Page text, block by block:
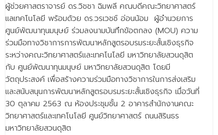
ผู้ช่วยศาสตราจารย์ ดร.วิชชา ฉิมพลี คณบดีคณะวิทยาศาสตร์
แลเทคโนโลยี พร้อมด้วย ดร.วรเวชช์ อ่อนน้อม ผู้อำนวยการ
ศูนย์พัฒนาทุนมนุษย์ ร่วมลงนามบันทึกข้อตกลง (MOU) ความ
ร่วมมือทางวิชาการการพัฒนาหลักสูตรอบรมระยะสั้นเชิงธุรกิจ
ระหว่างคณะวิทยาศาสตร์และเทคโนโลยี มหาวิทยาลัยสวนดุสิต
กับ ศูนย์พัฒนาทุนมนุษย์ มหาวิทยาลัยสวนดุสิต โดยมี
วัตถุประสงค์ เพื่อสร้างความร่วมมือทางวิชาการในการส่งเสริม
และสนับสนุนการพัฒนาหลักสูตรอบรมระยะสั้นเชิงธุรกิจ เมื่อวันที่
30 ตุลาคม 2563 ณ ห้องประชุมชั้น 2 อาคารสำนักงานคณะ
วิทยาศาสตร์และเทคโนโลยี ศูนย์วิทยาศาสตร์ ถนนสิรินธร
มหาวิทยาลัยสวนดุสิต